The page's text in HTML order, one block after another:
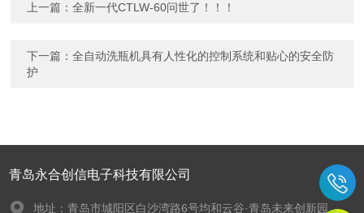
上一篇：全新一代CTLW-60问世了！！！
下一篇：全自动洗瓶机具有人性化的控制系统和贴心的安全防
护
青岛永合创信电子科技有限公司
地址：青岛市城阳区白沙湾路6号均和云谷·青岛未来创新园